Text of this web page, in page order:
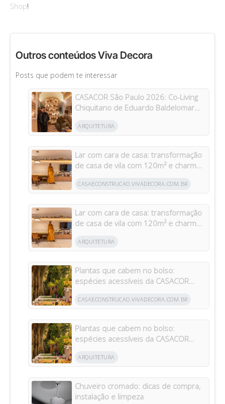
Shop!
Outros conteúdos Viva Decora
Posts que podem te interessar
CASACOR São Paulo 2026: Co-Living
Chiquitano de Eduardo Baldelomar
ARQUITETURA
Lar com cara de casa: transformação
de casa de vila com 120m² e charme
CASAECONSTRUCAO.VIVADECORA.COM.BR
Lar com cara de casa: transformação
de casa de vila com 120m² e charme
ARQUITETURA
Plantas que cabem no bolso:
espécies acessíveis da CASACOR
CASAECONSTRUCAO.VIVADECORA.COM.BR
Plantas que cabem no bolso:
espécies acessíveis da CASACOR
ARQUITETURA
Chuveiro cromado: dicas de compra,
instalação e limpeza